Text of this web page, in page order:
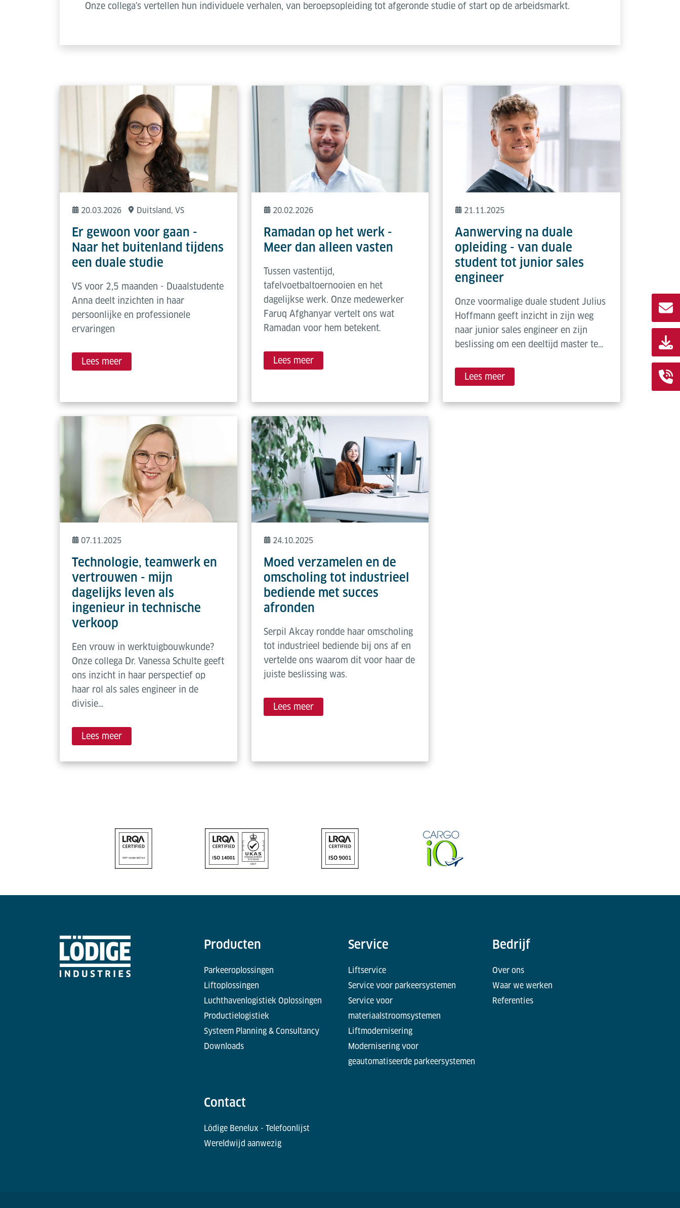
Onze collega's vertellen hun individuele verhalen, van beroepsopleiding tot afgeronde studie of start op de arbeidsmarkt.
20.03.2026 Duitsland, VS
Er gewoon voor gaan -
Naar het buitenland tijdens
een duale studie
VS voor 2,5 maanden - Duaalstudente
Anna deelt inzichten in haar
persoonlijke en professionele
ervaringen
Lees meer
20.02.2026
Ramadan op het werk -
Meer dan alleen vasten
Tussen vastentijd,
tafelvoetbaltoernooien en het
dagelijkse werk. Onze medewerker
Faruq Afghanyar vertelt ons wat
Ramadan voor hem betekent.
Lees meer
21.11.2025
Aanwerving na duale
opleiding - van duale
student tot junior sales
engineer
Onze voormalige duale student Julius
Hoffmann geeft inzicht in zijn weg
naar junior sales engineer en zijn
beslissing om een deeltijd master te…
Lees meer
07.11.2025
Technologie, teamwerk en
vertrouwen - mijn
dagelijks leven als
ingenieur in technische
verkoop
Een vrouw in werktuigbouwkunde?
Onze collega Dr. Vanessa Schulte geeft
ons inzicht in haar perspectief op
haar rol als sales engineer in de
divisie…
Lees meer
24.10.2025
Moed verzamelen en de
omscholing tot industrieel
bediende met succes
afronden
Serpil Akcay rondde haar omscholing
tot industrieel bediende bij ons af en
vertelde ons waarom dit voor haar de
juiste beslissing was.
Lees meer
Producten
Parkeeroplossingen
Liftoplossingen
Luchthavenlogistiek Oplossingen
Productielogistiek
Systeem Planning & Consultancy
Downloads
Service
Liftservice
Service voor parkeersystemen
Service voor
materiaalstroomsystemen
Liftmodernisering
Modernisering voor
geautomatiseerde parkeersystemen
Bedrijf
Over ons
Waar we werken
Referenties
Contact
Lödige Benelux - Telefoonlijst
Wereldwijd aanwezig